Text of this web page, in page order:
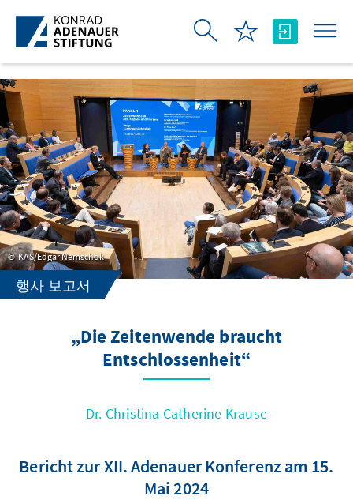
Skip to Main Content
KAS/Edgar Nemschok
행사 보고서
„Die Zeitenwende braucht
Entschlossenheit“
Dr. Christina Catherine Krause
Bericht zur XII. Adenauer Konferenz am 15.
Mai 2024